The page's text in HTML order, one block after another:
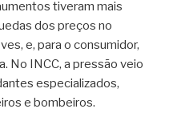
tiveram mais
dos preços no
e, para o consumidor,
No INCC, a pressão veio
especializados,
e bombeiros.